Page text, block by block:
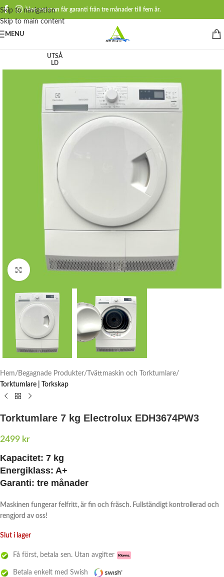
Skip to navigation
Skip to main content
Hos oss man får garanti från tre månader till fem år.
MENU
UTSÅ
LD
Click to enlarge
Hem Begagnade Produkter
Tvättmaskin och Torktumlare
Torktumlare | Torkskap
Torktumlare 7 kg Electrolux EDH3674PW3
2499 kr
Kapacitet: 7 kg
Energiklass: A+
Garanti: tre månader
Maskinen fungerar felfritt, är fin och fräsch. Fullständigt kontrollerad och
rengjord av oss!
Slut i lager
Få först, betala sen. Utan avgifter
Betala enkelt med Swish